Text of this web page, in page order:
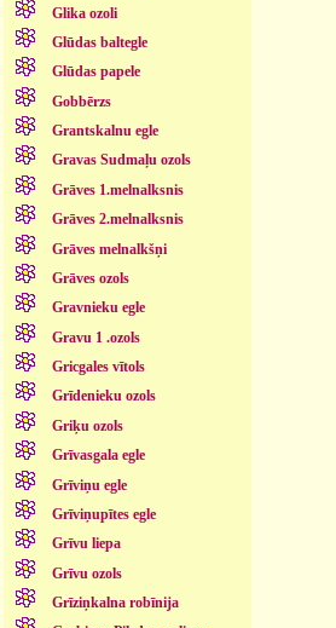
Glika ozoli
Glūdas baltegle
Glūdas papele
Gobbērzs
Grantskalnu egle
Gravas Sudmaļu ozols
Grāves 1.melnalksnis
Grāves 2.melnalksnis
Grāves melnalkšņi
Grāves ozols
Gravnieku egle
Gravu 1 .ozols
Gricgales vītols
Grīdenieku ozols
Griķu ozols
Grīvasgala egle
Grīviņu egle
Grīviņupītes egle
Grīvu liepa
Grīvu ozols
Grīziņkalna robīnija